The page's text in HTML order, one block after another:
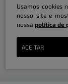
Marketplace B2B
Usamos cookies
nosso site e
nossapolítica de
ACEITAR